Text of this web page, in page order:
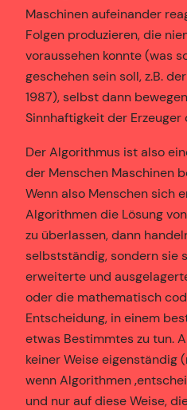
Maschinen aufeinander
Folgen produzieren, die
voraussehen konnte (was
geschehen sein soll, z.B. der
1987), selbst dann
Sinnhaftigkeit der
Der Algorithmus ist also
der Menschen Maschinen
Wenn also Menschen sich
Algorithmen die Lösung
zu überlassen, dann
selbstständig, sondern sie
erweiterte und
oder die mathematisch
Entscheidung, in einem
etwas Bestimmtes zu tun.
keiner Weise eigenständig
wenn Algorithmen
und nur auf diese Weise,